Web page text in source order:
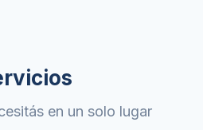
en un solo lugar